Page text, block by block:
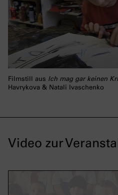
Filmstill aus Ich mag gar keinen
Havrykova & Natali Ivaschenko
Video zur